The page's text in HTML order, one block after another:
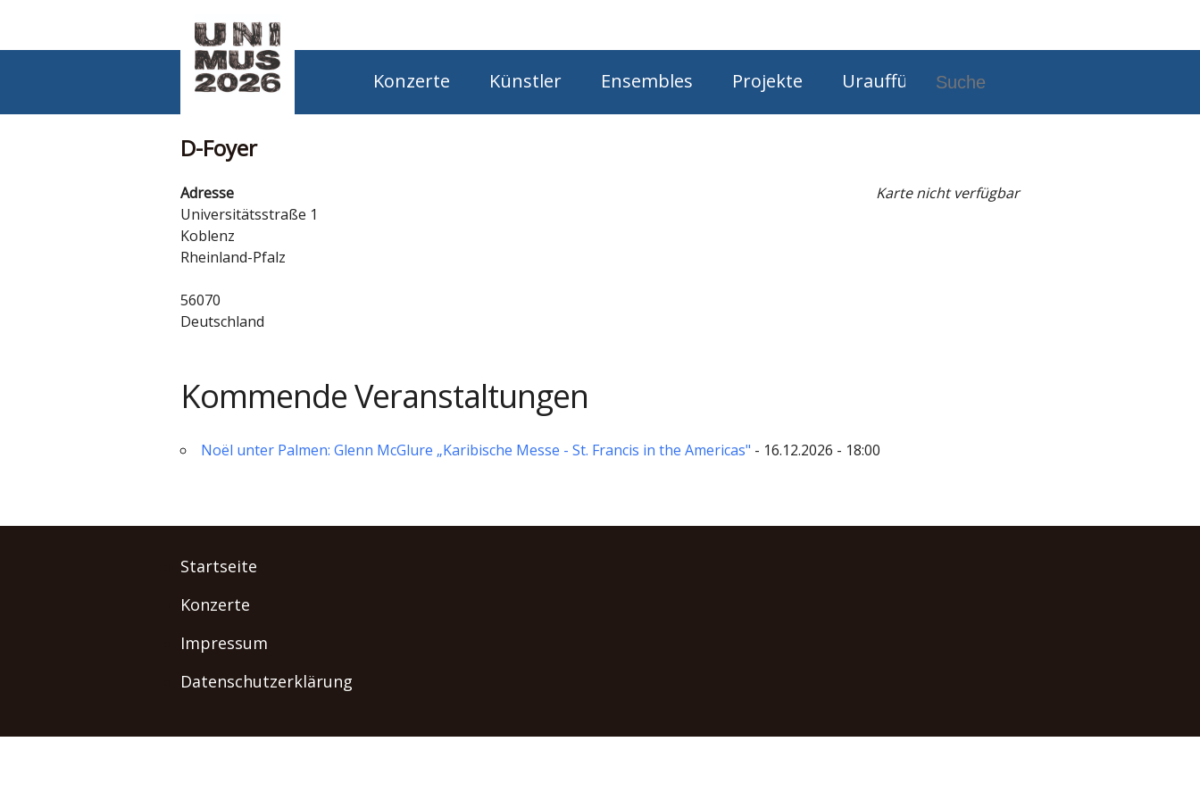
Konzerte Künstler Ensembles Projekte Uraufführungen
D-Foyer
Karte nicht verfügbar
Adresse
Universitätsstraße 1
Koblenz
Rheinland-Pfalz
56070
Deutschland
Kommende Veranstaltungen
Noël unter Palmen: Glenn McGlure „Karibische Messe - St. Francis in the Americas" - 16.12.2026 - 18:00
Startseite
Konzerte
Impressum
Datenschutzerklärung